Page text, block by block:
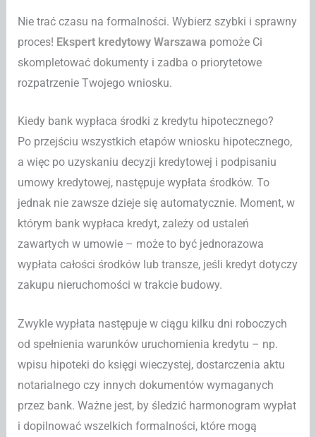
Nie trać czasu na formalności. Wybierz szybki i sprawny
proces! Ekspert kredytowy Warszawa pomoże Ci
skompletować dokumenty i zadba o priorytetowe
rozpatrzenie Twojego wniosku.
Kiedy bank wypłaca środki z kredytu hipotecznego?
Po przejściu wszystkich etapów wniosku hipotecznego,
a więc po uzyskaniu decyzji kredytowej i podpisaniu
umowy kredytowej, następuje wypłata środków. To
jednak nie zawsze dzieje się automatycznie. Moment, w
którym bank wypłaca kredyt, zależy od ustaleń
zawartych w umowie – może to być jednorazowa
wypłata całości środków lub transze, jeśli kredyt dotyczy
zakupu nieruchomości w trakcie budowy.
Zwykle wypłata następuje w ciągu kilku dni roboczych
od spełnienia warunków uruchomienia kredytu – np.
wpisu hipoteki do księgi wieczystej, dostarczenia aktu
notarialnego czy innych dokumentów wymaganych
przez bank. Ważne jest, by śledzić harmonogram wypłat
i dopilnować wszelkich formalności, które mogą